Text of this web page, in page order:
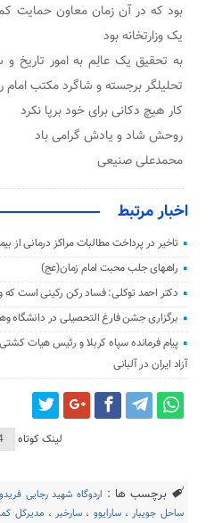
بود که در آن زمان معاون حمایت
یک وزارتخانه بود
به تحقیق یک عالِم به امور
تحلیلگر برجسته و شاگرد مکتب
کار هیچ دکانی برای خود برپا نکرد
روحش شاد و یادش گرامی باد
محمدعلی صنیعی
اخبار مرتبط
تاخیر در پرداخت مطالبات مراکز درمانی از
راههای جلب محبت امام زمان(عج)
دکتر احمد توکلی: فساد رکن رکینی است که
برگزاری جشن فارغ التحصیلی در دانشگاه
پیام فرمانده سپاه کربلا و رئیس هیات
آزاد ایران در آلبانی
لینک کوتاه
برچسب ها : اردوگاه شهید رجایی
ساحل جویبار،سارایوو ، سارخبر، مدیرکل